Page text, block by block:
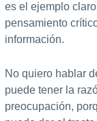
es el ejemplo
pensamiento
información.
No quiero hablar
puede tener la
preocupación,